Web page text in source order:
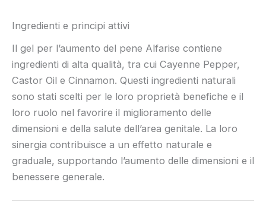
Ingredienti e principi attivi
Il gel per l’aumento del pene Alfarise contiene
ingredienti di alta qualità, tra cui Cayenne Pepper,
Castor Oil e Cinnamon. Questi ingredienti naturali
sono stati scelti per le loro proprietà benefiche e il
loro ruolo nel favorire il miglioramento delle
dimensioni e della salute dell’area genitale. La loro
sinergia contribuisce a un effetto naturale e
graduale, supportando l’aumento delle dimensioni e il
benessere generale.